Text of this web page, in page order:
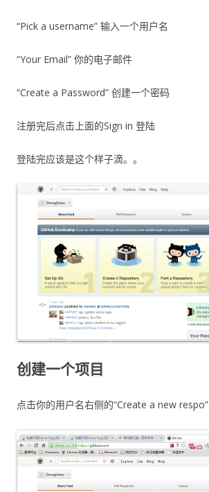
“Pick a username” 输入一个用户名
“Your Email” 你的电子邮件
“Create a Password” 创建一个密码
注册完后点击上面的Sign in 登陆
登陆完应该是这个样子滴。。
创建一个项目
点击你的用户名右侧的“Create a new respo”